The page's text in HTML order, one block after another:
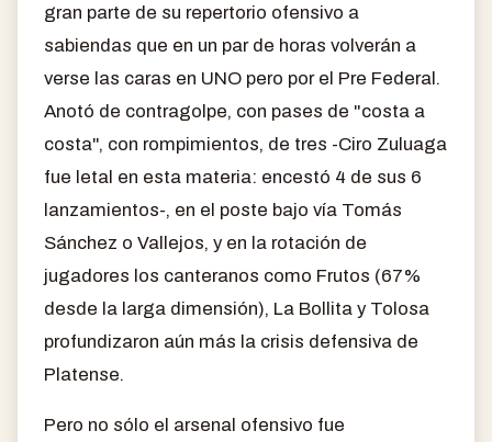
gran parte de su repertorio ofensivo a
sabiendas que en un par de horas volverán a
verse las caras en UNO pero por el Pre Federal.
Anotó de contragolpe, con pases de "costa a
costa", con rompimientos, de tres -Ciro Zuluaga
fue letal en esta materia: encestó 4 de sus 6
lanzamientos-, en el poste bajo vía Tomás
Sánchez o Vallejos, y en la rotación de
jugadores los canteranos como Frutos (67%
desde la larga dimensión), La Bollita y Tolosa
profundizaron aún más la crisis defensiva de
Platense.
Pero no sólo el arsenal ofensivo fue